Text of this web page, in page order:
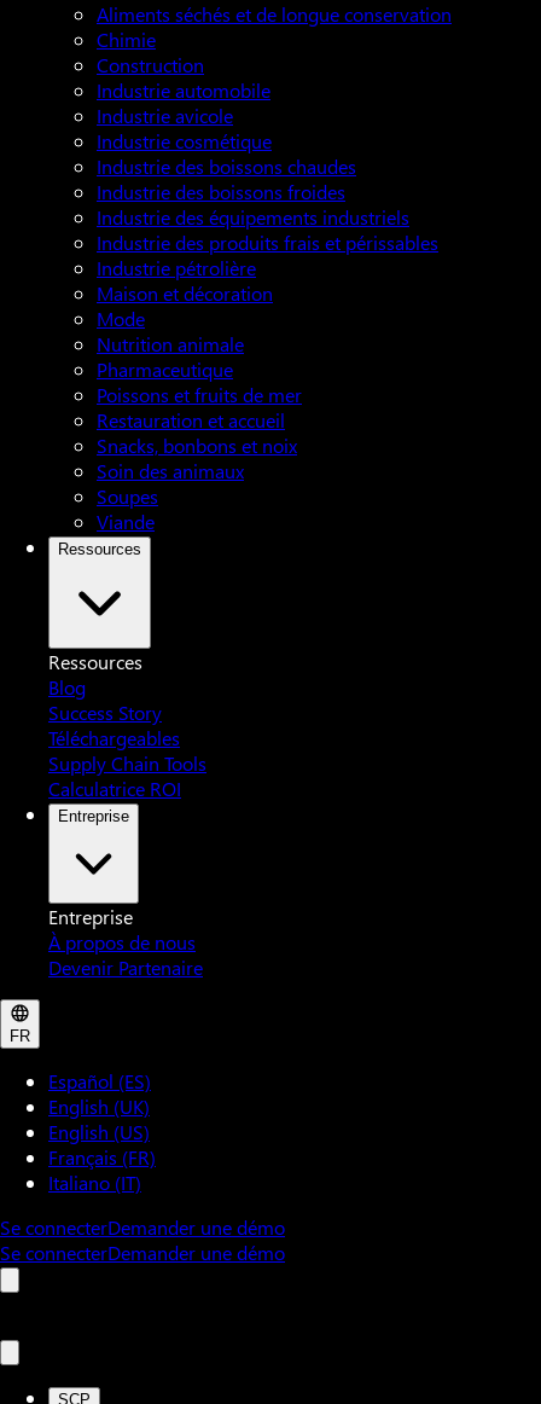
Aliments séchés et de longue conservation
Chimie
Construction
Industrie automobile
Industrie avicole
Industrie cosmétique
Industrie des boissons chaudes
Industrie des boissons froides
Industrie des équipements industriels
Industrie des produits frais et périssables
Industrie pétrolière
Maison et décoration
Mode
Nutrition animale
Pharmaceutique
Poissons et fruits de mer
Restauration et accueil
Snacks, bonbons et noix
Soin des animaux
Soupes
Viande
Ressources
Ressources
Blog
Success Story
Téléchargeables
Supply Chain Tools
Calculatrice ROI
Entreprise
Entreprise
À propos de nous
Devenir Partenaire
FR
Español (ES)
English (UK)
English (US)
Français (FR)
Italiano (IT)
Se connecterDemander une démo
Se connecterDemander une démo
SCP